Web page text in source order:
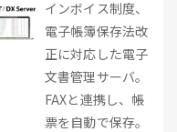
インボイス制度、
電子帳簿保存法改
正に対応した電子
文書管理サーバ。
FAXと連携し、帳
票を自動で保存。